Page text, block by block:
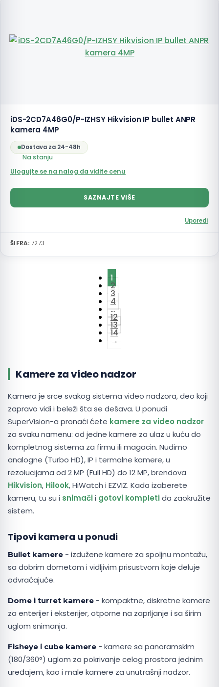
iDS-2CD7A46G0/P-IZHSY Hikvision IP bullet ANPR
kamera 4MP
Dostava za 24-48h
Na stanju
Ulogujte se na nalog da vidite cenu
SAZNAJTE VIŠE
Uporedi
ŠIFRA: 7273
1
2
3
4
…
12
13
14
→
Kamere za video nadzor
Kamera je srce svakog sistema video nadzora, deo koji
zapravo vidi i beleži šta se dešava. U ponudi
SuperVision-a pronaći ćete kamere za video nadzor
za svaku namenu: od jedne kamere za ulaz u kuću do
kompletnog sistema za firmu ili magacin. Nudimo
analogne (Turbo HD), IP i termalne kamere, u
rezolucijama od 2 MP (Full HD) do 12 MP, brendova
Hikvision, Hilook, HiWatch i EZVIZ. Kada izaberete
kameru, tu su i snimačii gotovi kompletida zaokružite
sistem.
Tipovi kamera u ponudi
Bullet kamere - izdužene kamere za spoljnu montažu,
sa dobrim dometom i vidljivim prisustvom koje deluje
odvraćajuće.
Dome i turret kamere - kompaktne, diskretne kamere
za enterijer i eksterijer, otporne na zaprljanje i sa širim
uglom snimanja.
Fisheye i cube kamere - kamere sa panoramskim
(180/360°) uglom za pokrivanje celog prostora jednim
uređajem, kao i male kamere za unutrašnji nadzor.